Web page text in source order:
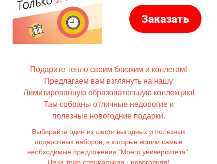
Подарите тепло своим близким и коллегам!
Предлагаем вам взглянуть на нашу
Лимитированную образовательную коллекцию!
Там собраны отличные недорогие и
полезные новогодние подарки.
Выбирайте один из шести выгодных и полезных
подарочных наборов, в которые вошли самые
необходимые предложения "Моего университета".
Цена тоже специальная - новогодняя!